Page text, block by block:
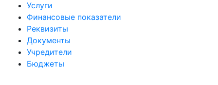
Услуги
Финансовые показатели
Реквизиты
Документы
Учредители
Бюджеты